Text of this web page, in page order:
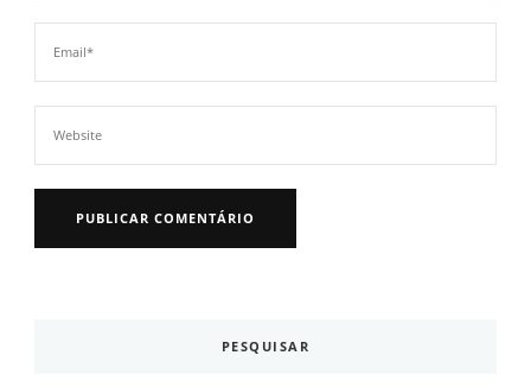
PESQUISAR